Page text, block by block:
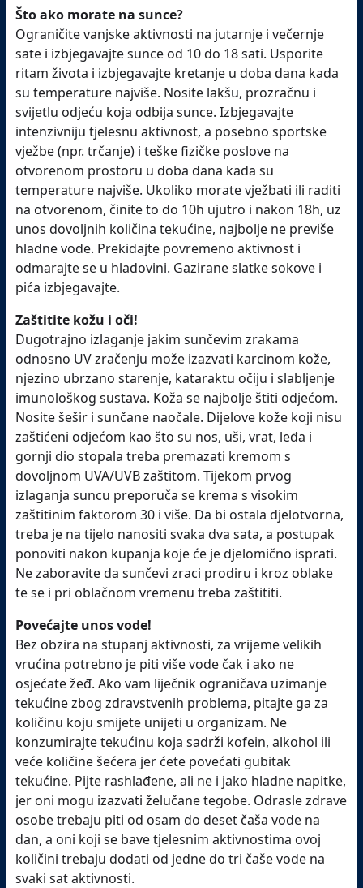
Što ako morate na sunce?
Ograničite vanjske aktivnosti na jutarnje i večernje
sate i izbjegavajte sunce od 10 do 18 sati. Usporite
ritam života i izbjegavajte kretanje u doba dana kada
su temperature najviše. Nosite lakšu, prozračnu i
svijetlu odjeću koja odbija sunce. Izbjegavajte
intenzivniju tjelesnu aktivnost, a posebno sportske
vježbe (npr. trčanje) i teške fizičke poslove na
otvorenom prostoru u doba dana kada su
temperature najviše. Ukoliko morate vježbati ili raditi
na otvorenom, činite to do 10h ujutro i nakon 18h, uz
unos dovoljnih količina tekućine, najbolje ne previše
hladne vode. Prekidajte povremeno aktivnost i
odmarajte se u hladovini. Gazirane slatke sokove i
pića izbjegavajte.
Zaštitite kožu i oči!
Dugotrajno izlaganje jakim sunčevim zrakama
odnosno UV zračenju može izazvati karcinom kože,
njezino ubrzano starenje, kataraktu očiju i slabljenje
imunološkog sustava. Koža se najbolje štiti odjećom.
Nosite šešir i sunčane naočale. Dijelove kože koji nisu
zaštićeni odjećom kao što su nos, uši, vrat, leđa i
gornji dio stopala treba premazati kremom s
dovoljnom UVA/UVB zaštitom. Tijekom prvog
izlaganja suncu preporuča se krema s visokim
zaštitinim faktorom 30 i više. Da bi ostala djelotvorna,
treba je na tijelo nanositi svaka dva sata, a postupak
ponoviti nakon kupanja koje će je djelomično isprati.
Ne zaboravite da sunčevi zraci prodiru i kroz oblake
te se i pri oblačnom vremenu treba zaštititi.
Povećajte unos vode!
Bez obzira na stupanj aktivnosti, za vrijeme velikih
vrućina potrebno je piti više vode čak i ako ne
osjećate žeđ. Ako vam liječnik ograničava uzimanje
tekućine zbog zdravstvenih problema, pitajte ga za
količinu koju smijete unijeti u organizam. Ne
konzumirajte tekućinu koja sadrži kofein, alkohol ili
veće količine šećera jer ćete povećati gubitak
tekućine. Pijte rashlađene, ali ne i jako hladne napitke,
jer oni mogu izazvati želučane tegobe. Odrasle zdrave
osobe trebaju piti od osam do deset čaša vode na
dan, a oni koji se bave tjelesnim aktivnostima ovoj
količini trebaju dodati od jedne do tri čaše vode na
svaki sat aktivnosti.